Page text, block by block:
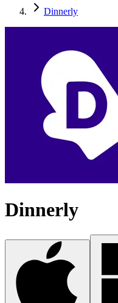
Dinnerly
Dinnerly